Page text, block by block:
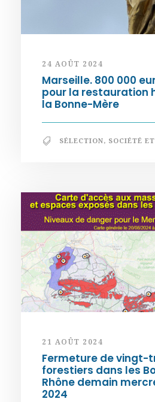
24 AOÛT 2024
Marseille. 800 000
pour la restauration
la Bonne-Mère
SÉLECTION, SOCIÉTÉ
21 AOÛT 2024
Fermeture de vingt-
forestiers dans les
Rhône demain
2024